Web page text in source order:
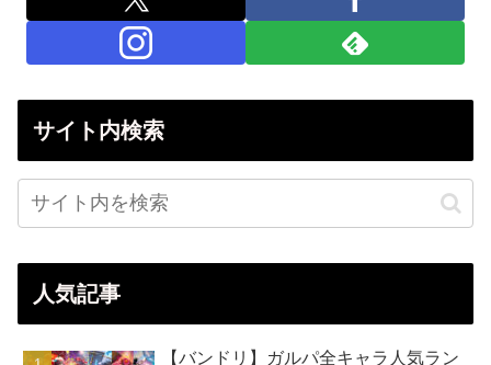
サイト内検索
人気記事
【バンドリ】ガルパ全キャラ人気ラン